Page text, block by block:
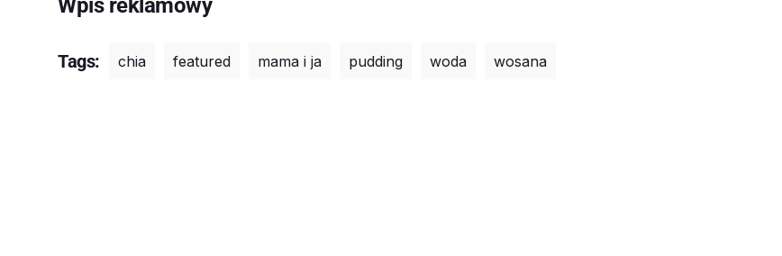
Wpis reklamowy
Tags: chia featured mama i ja pudding woda wosana